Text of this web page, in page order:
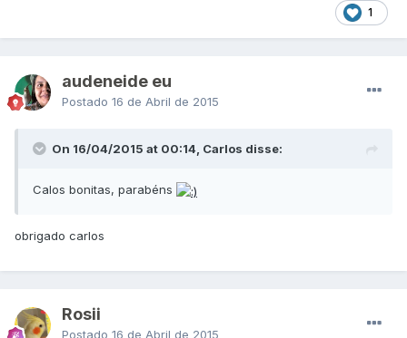
1
audeneide eu
Postado 16 de Abril de 2015
On 16/04/2015 at 00:14, CarIos disse:
Calos bonitas, parabéns
​obrigado carlos
Rosii
Postado 16 de Abril de 2015